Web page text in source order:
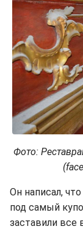
Фото:
Он написал,
под самый
заставили все